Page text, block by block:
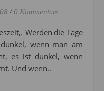
/ 0 Kommentare
wenn man am
es ist dunkel, wenn
Und wenn…